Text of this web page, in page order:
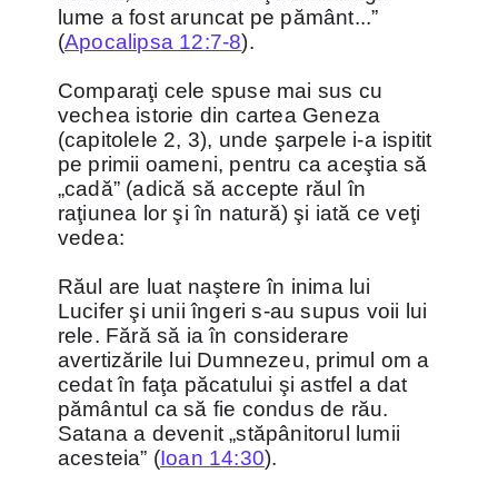
lume a fost aruncat pe pământ...”
(Apocalipsa 12:7-8).
Comparaţi cele spuse mai sus cu
vechea istorie din cartea Geneza
(capitolele 2, 3), unde şarpele i-a ispitit
pe primii oameni, pentru ca aceştia să
„cadă” (adică să accepte răul în
raţiunea lor şi în natură) şi iată ce veţi
vedea:
Răul are luat naştere în inima lui
Lucifer şi unii îngeri s-au supus voii lui
rele. Fără să ia în considerare
avertizările lui Dumnezeu, primul om a
cedat în faţa păcatului şi astfel a dat
pământul ca să fie condus de rău.
Satana a devenit „stăpânitorul lumii
acesteia” (Ioan 14:30).